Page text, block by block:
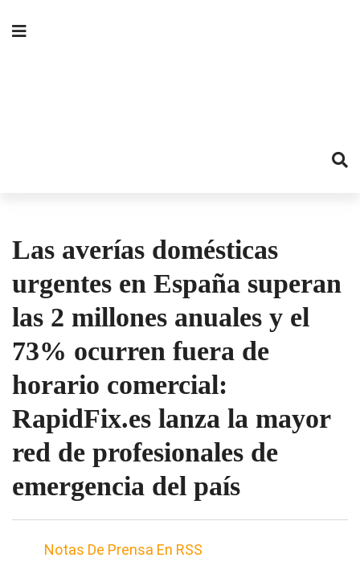
Las averías domésticas
urgentes en España superan
las 2 millones anuales y el
73% ocurren fuera de
horario comercial:
RapidFix.es lanza la mayor
red de profesionales de
emergencia del país
Notas De Prensa En RSS